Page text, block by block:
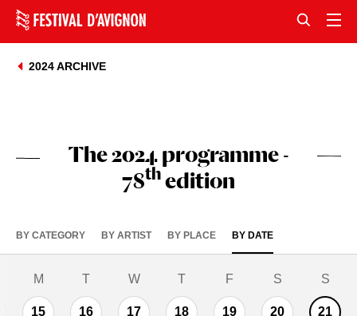
2024 ARCHIVE
The 2024 programme -
78th edition
BY CATEGORY BY ARTIST BY PLACE BY DATE
M
15
T
16
W
17
T
18
F
19
S
20
S
21